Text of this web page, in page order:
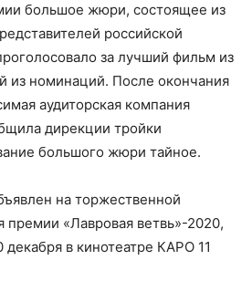
большое жюри, состоящее из
российской
за лучший фильм из
из номинаций. После окончания
аудиторская компания
дирекции тройки
большого жюри тайное.
на торжественной
«Лавровая ветвь»-2020,
декабря в кинотеатре КАРО 11